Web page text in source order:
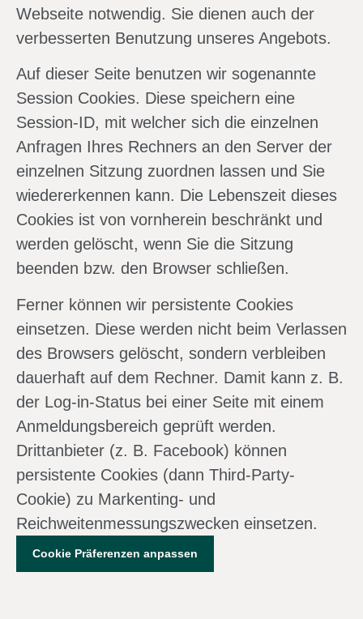
Webseite notwendig. Sie dienen auch der
verbesserten Benutzung unseres Angebots.
Auf dieser Seite benutzen wir sogenannte
Session Cookies. Diese speichern eine
Session-ID, mit welcher sich die einzelnen
Anfragen Ihres Rechners an den Server der
einzelnen Sitzung zuordnen lassen und Sie
wiedererkennen kann. Die Lebenszeit dieses
Cookies ist von vornherein beschränkt und
werden gelöscht, wenn Sie die Sitzung
beenden bzw. den Browser schließen.
Ferner können wir persistente Cookies
einsetzen. Diese werden nicht beim Verlassen
des Browsers gelöscht, sondern verbleiben
dauerhaft auf dem Rechner. Damit kann z. B.
der Log-in-Status bei einer Seite mit einem
Anmeldungsbereich geprüft werden.
Drittanbieter (z. B. Facebook) können
persistente Cookies (dann Third-Party-
Cookie) zu Markenting- und
Reichweitenmessungszwecken einsetzen.
Cookie Präferenzen anpassen